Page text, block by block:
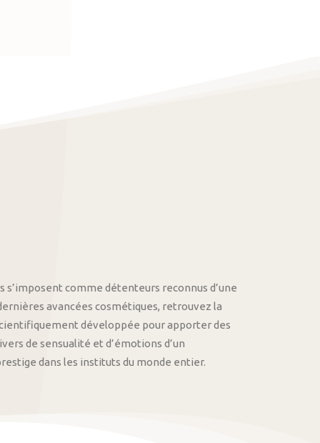
s’imposent comme détenteurs reconnus d’une
avancées cosmétiques, retrouvez la
développée pour apporter des
de sensualité et d’émotions d’un
dans les instituts du monde entier.